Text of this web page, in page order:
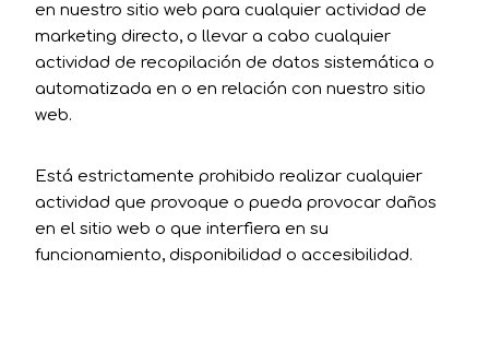
en nuestro sitio web para cualquier actividad de
marketing directo, o llevar a cabo cualquier
actividad de recopilación de datos sistemática o
automatizada en o en relación con nuestro sitio
web.
Está estrictamente prohibido realizar cualquier
actividad que provoque o pueda provocar daños
en el sitio web o que interfiera en su
funcionamiento, disponibilidad o accesibilidad.